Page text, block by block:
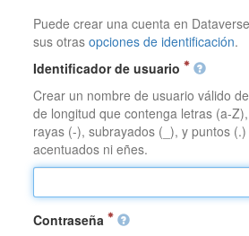
Puede crear una cuenta en
sus otrasopciones de identificación.
Identificador de usuario
Crear un nombre de usuario válido
de longitud que contenga letras (a-
rayas (-), subrayados (_), y puntos
acentuados ni eñes.
Contraseña